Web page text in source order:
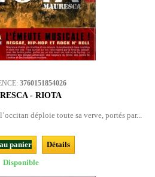
3760151854026
- RIOTA
déploie toute sa verve, portés par...
panier
Détails
Disponible